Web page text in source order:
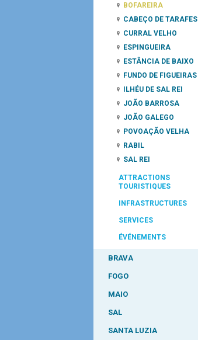
BOFAREIRA
CABEÇO DE TARAFES
CURRAL VELHO
ESPINGUEIRA
ESTÂNCIA DE BAIXO
FUNDO DE FIGUEIRAS
ILHÉU DE SAL REI
JOÃO BARROSA
JOÃO GALEGO
POVOAÇÃO VELHA
RABIL
SAL REI
ATTRACTIONS
TOURISTIQUES
INFRASTRUCTURES
SERVICES
ÉVÉNEMENTS
BRAVA
FOGO
MAIO
SAL
SANTA LUZIA